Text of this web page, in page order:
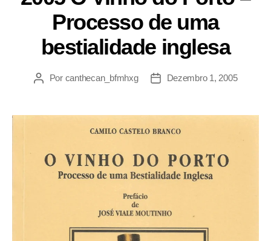
Processo de uma
bestialidade inglesa
Por canthecan_bfmhxg Dezembro 1, 2005